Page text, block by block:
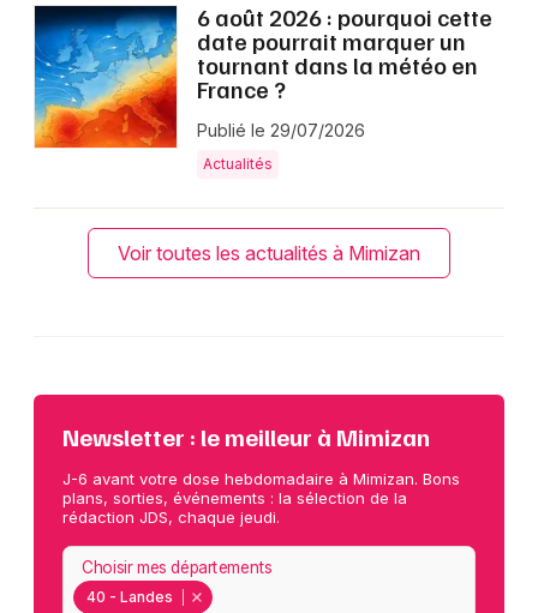
6 août 2026 : pourquoi cette
date pourrait marquer un
tournant dans la météo en
France ?
Publié le 29/07/2026
Actualités
Voir toutes les actualités à Mimizan
Newsletter : le meilleur à Mimizan
J-6 avant votre dose hebdomadaire à Mimizan. Bons
plans, sorties, événements : la sélection de la
rédaction JDS, chaque jeudi.
40 - Landes
Choisir mes départements